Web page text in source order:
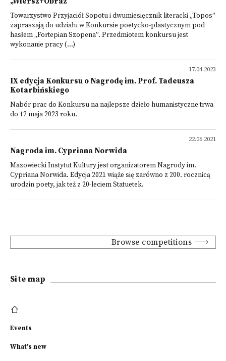
Towarzystwo Przyjaciół Sopotu i dwumiesięcznik literacki „Topos”
zapraszają do udziału w Konkursie poetycko-plastycznym pod
hasłem „Fortepian Szopena”. Przedmiotem konkursu jest
wykonanie pracy (...)
17.04.2023
IX edycja Konkursu o Nagrodę im. Prof. Tadeusza
Kotarbińskiego
Nabór prac do Konkursu na najlepsze dzieło humanistyczne trwa
do 12 maja 2023 roku.
22.06.2021
Nagroda im. Cypriana Norwida
Mazowiecki Instytut Kultury jest organizatorem Nagrody im.
Cypriana Norwida. Edycja 2021 wiąże się zarówno z 200. rocznicą
urodzin poety, jak też z 20-leciem Statuetek.
Browse competitions
Site map
Events
What's new